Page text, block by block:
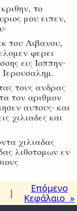
το
μου ειπεν,
του Λιβανου,
φερει
εις Ιοππην·
Ιερουσαλημ.
τους ανδρας
τον αριθμον
αυτους· και
χιλιαδες και
χιλιαδας
λιθοτομων εν
|
Επόμενο
Κεφάλαιο »